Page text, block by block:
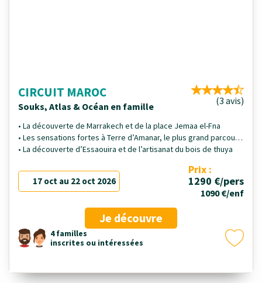
CIRCUIT MAROC
Souks, Atlas & Océan en famille (3 avis)
• La découverte de Marrakech et de la place Jemaa el-Fna
• Les sensations fortes à Terre d’Amanar, le plus grand parcours
d’accrobranche d’Afrique
• La découverte d’Essaouira et de l’artisanat du bois de thuya
17 oct au 22 oct 2026
Prix :
1290 €/pers
1090 €/enf
Je découvre
4 familles
inscrites ou intéressées